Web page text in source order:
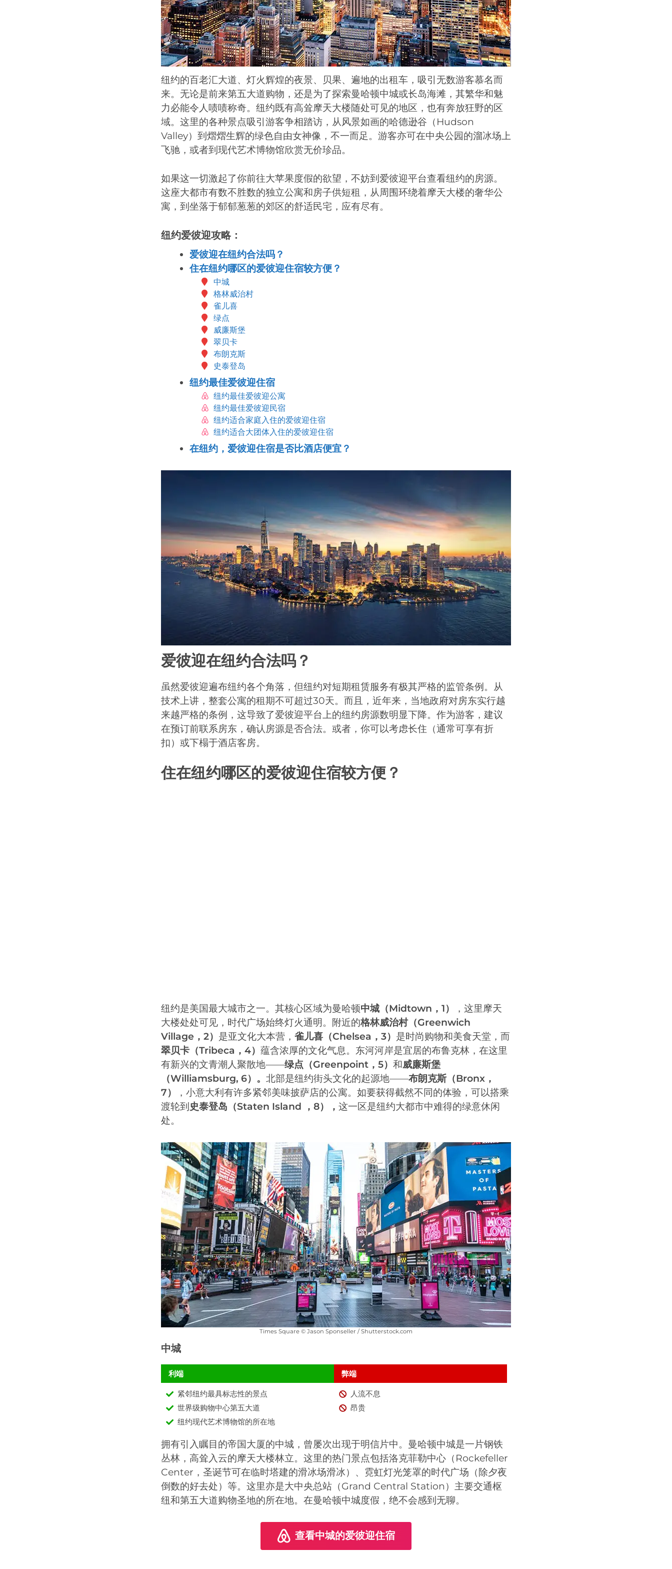
纽约的百老汇大道、灯火辉煌的夜景、贝果、遍地的出租车，吸引无数游客慕名而
来。无论是前来第五大道购物，还是为了探索曼哈顿中城或长岛海滩，其繁华和魅
力必能令人啧啧称奇。纽约既有高耸摩天大楼随处可见的地区，也有奔放狂野的区
域。这里的各种景点吸引游客争相踏访，从风景如画的哈德逊谷（Hudson
Valley）到熠熠生辉的绿色自由女神像，不一而足。游客亦可在中央公园的溜冰场上
飞驰，或者到现代艺术博物馆欣赏无价珍品。
如果这一切激起了你前往大苹果度假的欲望，不妨到爱彼迎平台查看纽约的房源。
这座大都市有数不胜数的独立公寓和房子供短租，从周围环绕着摩天大楼的奢华公
寓，到坐落于郁郁葱葱的郊区的舒适民宅，应有尽有。
纽约爱彼迎攻略：
爱彼迎在纽约合法吗？
住在纽约哪区的爱彼迎住宿较方便？
中城
格林威治村
雀儿喜
绿点
威廉斯堡
翠贝卡
布朗克斯
史泰登岛
纽约最佳爱彼迎住宿
纽约最佳爱彼迎公寓
纽约最佳爱彼迎民宿
纽约适合家庭入住的爱彼迎住宿
纽约适合大团体入住的爱彼迎住宿
在纽约，爱彼迎住宿是否比酒店便宜？
爱彼迎在纽约合法吗？
虽然爱彼迎遍布纽约各个角落，但纽约对短期租赁服务有极其严格的监管条例。从
技术上讲，整套公寓的租期不可超过30天。而且，近年来，当地政府对房东实行越
来越严格的条例，这导致了爱彼迎平台上的纽约房源数明显下降。作为游客，建议
在预订前联系房东，确认房源是否合法。或者，你可以考虑长住（通常可享有折
扣）或下榻于酒店客房。
住在纽约哪区的爱彼迎住宿较方便？
纽约是美国最大城市之一。其核心区域为曼哈顿中城（Midtown，1）
，这里摩天
大楼处处可见，时代广场始终灯火通明。附近的格林威治村（Greenwich
Village，2） 是亚文化大本营， 雀儿喜（Chelsea，3） 是时尚购物和美食天堂，而
翠贝卡（Tribeca，4） 蕴含浓厚的文化气息。东河河岸是宜居的布鲁克林，在这里
有新兴的文青潮人聚散地——绿点（Greenpoint，5） 和威廉斯堡
（Williamsburg, 6）。 北部是纽约街头文化的起源地——布朗克斯（Bronx，
7）
，小意大利有许多紧邻美味披萨店的公寓。如要获得截然不同的体验，可以搭乘
渡轮到 史泰登岛（Staten Island ，8）， 这一区是纽约大都市中难得的绿意休闲
处。
Times Square © Jason Sponseller / Shutterstock.com
中城
利端
紧邻纽约最具标志性的景点
世界级购物中心第五大道
纽约现代艺术博物馆的所在地
弊端
人流不息
昂贵
拥有引入瞩目的帝国大厦的中城，曾屡次出现于明信片中。曼哈顿中城是一片钢铁
丛林，高耸入云的摩天大楼林立。这里的热门景点包括洛克菲勒中心（Rockefeller
Center，圣诞节可在临时塔建的滑冰场滑冰）、霓虹灯光笼罩的时代广场（除夕夜
倒数的好去处）等。这里亦是大中央总站（Grand Central Station）主要交通枢
纽和第五大道购物圣地的所在地。在曼哈顿中城度假，绝不会感到无聊。
查看中城的爱彼迎住宿